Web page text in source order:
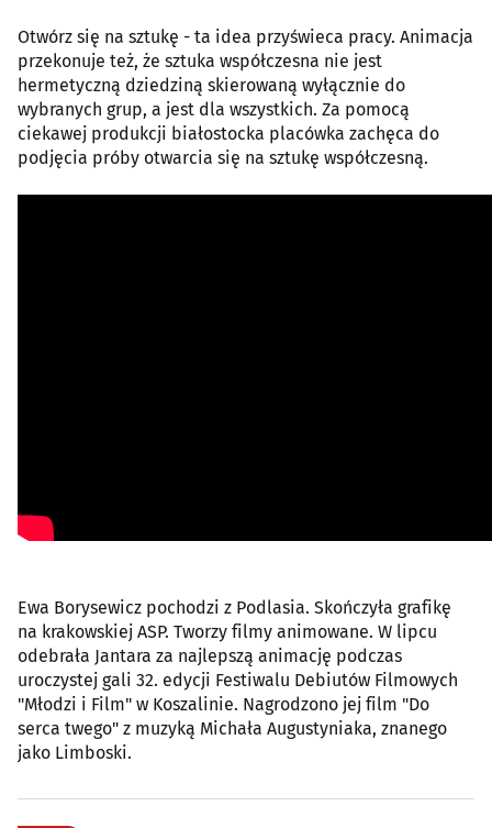
Otwórz się na sztukę - ta idea przyświeca pracy. Animacja
przekonuje też, że sztuka współczesna nie jest
hermetyczną dziedziną skierowaną wyłącznie do
wybranych grup, a jest dla wszystkich. Za pomocą
ciekawej produkcji białostocka placówka zachęca do
podjęcia próby otwarcia się na sztukę współczesną.
Ewa Borysewicz pochodzi z Podlasia. Skończyła grafikę
na krakowskiej ASP. Tworzy filmy animowane. W lipcu
odebrała Jantara za najlepszą animację podczas
uroczystej gali 32. edycji Festiwalu Debiutów Filmowych
"Młodzi i Film" w Koszalinie. Nagrodzono jej film "Do
serca twego" z muzyką Michała Augustyniaka, znanego
jako Limboski.